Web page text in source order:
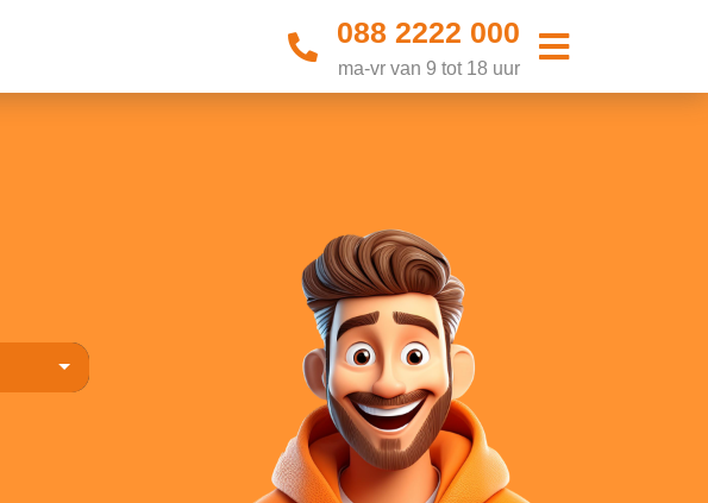
088 2222 000
ma-vr van 9 tot 18 uur